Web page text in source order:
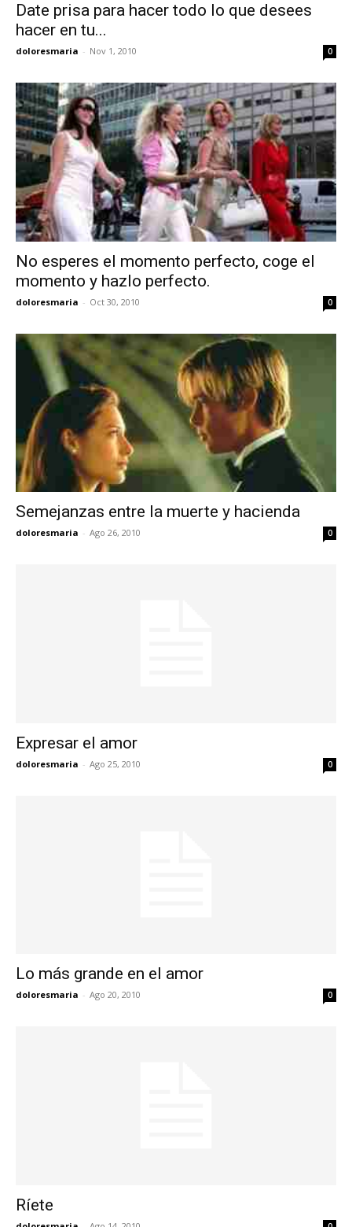
Date prisa para hacer todo lo que desees
hacer en tu...
doloresmaria - Nov 1, 2010 0
No esperes el momento perfecto, coge el
momento y hazlo perfecto.
doloresmaria - Oct 30, 2010 0
Semejanzas entre la muerte y hacienda
doloresmaria - Ago 26, 2010 0
Expresar el amor
doloresmaria - Ago 25, 2010 0
Lo más grande en el amor
doloresmaria - Ago 20, 2010 0
Ríete